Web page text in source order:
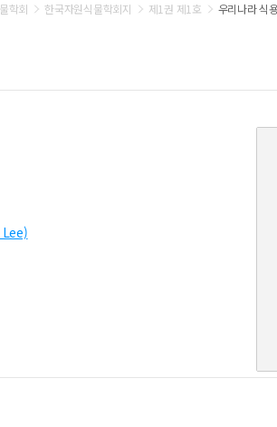
학회 한국자원식물학회지 제1권 제1호 우리나라 식